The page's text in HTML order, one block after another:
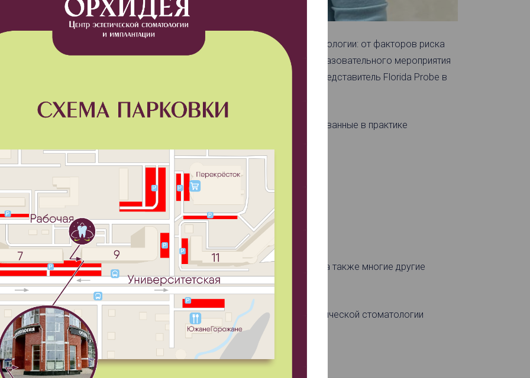
в Сургуте состоялся семинар «Основы консервативной пародонтологии: от факторов риска
Оснащение кабинета для успешного развития». Ведущим образовательного мероприятия
Елена Гудкова, сертифицированный i-Top инструктор, официальный представитель Florida Probe в
курса включала в себя самые актуальные вопросы, востребованные в практике
методы лечения, Vector-терапия
диодных лазеров в пародонтологии
пародонтологическое лечение и профилактика рецидивов, а также многие другие
успешно приняла участие стоматолог-пародонтолог центра эстетической стоматологии
Людмила Александровна Троян